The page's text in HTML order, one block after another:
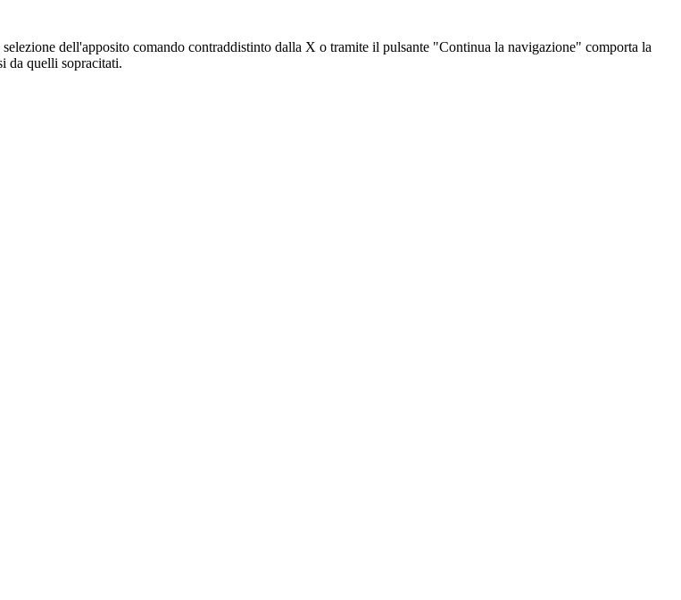
dell'apposito comando contraddistinto dalla X o tramite il pulsante "Continua la navigazione" comporta la
da quelli sopracitati.